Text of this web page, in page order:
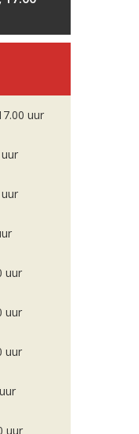
uur
uur
uur
uur
uur